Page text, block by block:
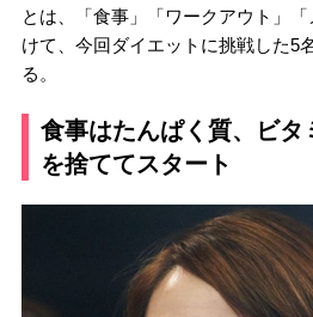
とは、「食事」「ワークアウト」
けて、今回ダイエットに挑戦した5
る。
食事はたんぱく質、ビタ
を捨ててスタート